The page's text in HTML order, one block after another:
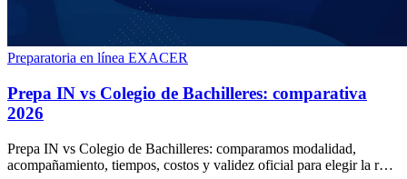
Preparatoria en línea EXACER
Prepa IN vs Colegio de Bachilleres: comparativa
2026
Prepa IN vs Colegio de Bachilleres: comparamos modalidad,
acompañamiento, tiempos, costos y validez oficial para elegir la ruta